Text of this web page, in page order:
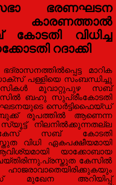
ഭരണഘടന
കാരണത്താല്‍
വിധിച്ച
റദാക്കി
മാറിക
പള്ളിയെ സംബന്ധിച്ചു
മൂവാറ്റുപുഴ സബ്
ബഹു സുപ്രീംകോടതി
സെര്‍ട്ടിഫൈയ്ഡ്
രൂപത്തില്‍ ആണെന്ന
നിലനില്‍ക്കുന്നതല്ല
കേസ് സബ് കോടതി
വിധി ഏകപക്ഷീയമായി
യാക്കോബായ
കേസില്‍
മുഖേന അറിയിപ്പ്